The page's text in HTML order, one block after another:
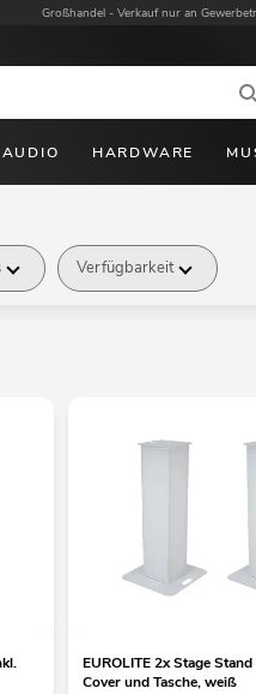
Großhandel - Verkauf nur an
AUDIO HARDWARE
Verfügbarkeit
EUROLITE 2x Stage
Cover und Tasche, weiß